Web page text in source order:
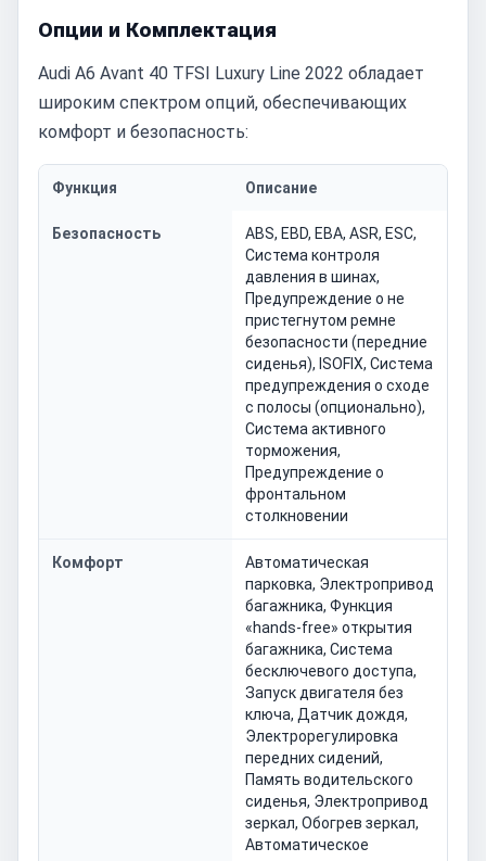
Опции и Комплектация
Audi A6 Avant 40 TFSI Luxury Line 2022 обладает
широким спектром опций, обеспечивающих
комфорт и безопасность:
Функция Описание
Безопасность
ABS, EBD, EBA, ASR, ESC,
Система контроля
давления в шинах,
Предупреждение о не
пристегнутом ремне
безопасности (передние
сиденья), ISOFIX, Система
предупреждения о сходе
с полосы (опционально),
Система активного
торможения,
Предупреждение о
фронтальном
столкновении
Комфорт
Автоматическая
парковка, Электропривод
багажника, Функция
«hands-free» открытия
багажника, Система
бесключевого доступа,
Запуск двигателя без
ключа, Датчик дождя,
Электрорегулировка
передних сидений,
Память водительского
сиденья, Электропривод
зеркал, Обогрев зеркал,
Автоматическое